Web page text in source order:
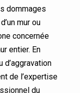
dommages
mur ou
concernée
entier. En
d’aggravation
de l’expertise
du